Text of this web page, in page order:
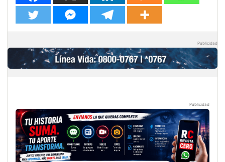
Publicidad
Publicidad